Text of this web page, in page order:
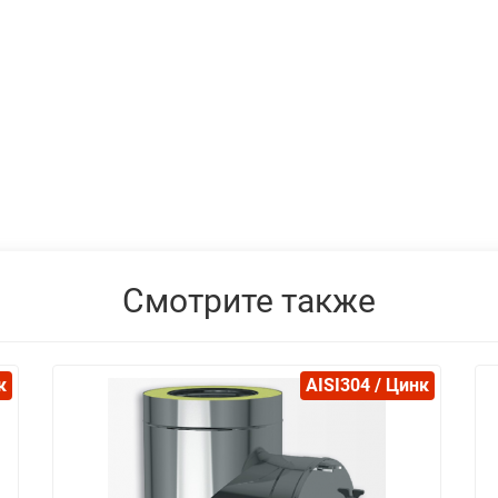
Смотрите также
AISI304 / Цинк